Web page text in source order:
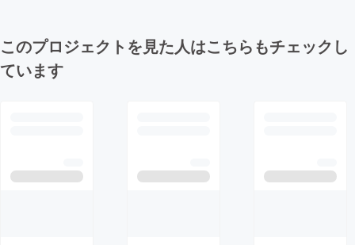
このプロジェクトを見た人はこちらもチェックし
ています